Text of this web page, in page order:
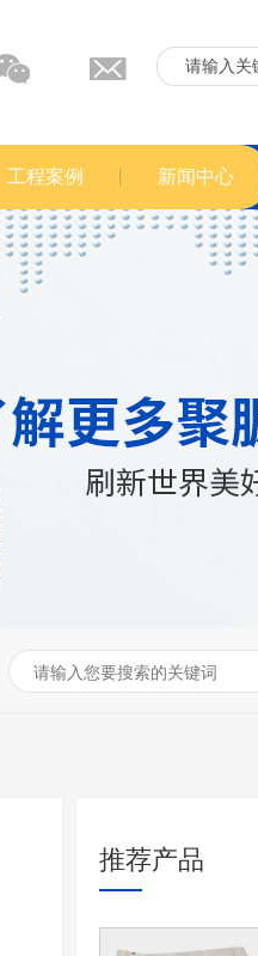
工程案例 新闻中心
推荐产品